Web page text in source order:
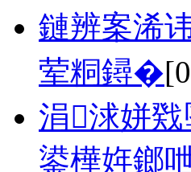
鏈辨案浠
荤粡鐞�
涓浗姘
鍙樺姩鎯